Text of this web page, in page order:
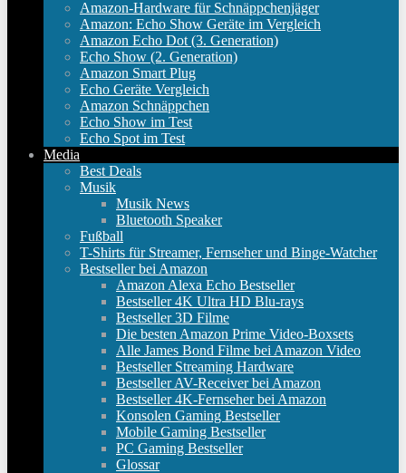
Amazon-Hardware für Schnäppchenjäger
Amazon: Echo Show Geräte im Vergleich
Amazon Echo Dot (3. Generation)
Echo Show (2. Generation)
Amazon Smart Plug
Echo Geräte Vergleich
Amazon Schnäppchen
Echo Show im Test
Echo Spot im Test
Media
Best Deals
Musik
Musik News
Bluetooth Speaker
Fußball
T-Shirts für Streamer, Fernseher und Binge-Watcher
Bestseller bei Amazon
Amazon Alexa Echo Bestseller
Bestseller 4K Ultra HD Blu-rays
Bestseller 3D Filme
Die besten Amazon Prime Video-Boxsets
Alle James Bond Filme bei Amazon Video
Bestseller Streaming Hardware
Bestseller AV-Receiver bei Amazon
Bestseller 4K-Fernseher bei Amazon
Konsolen Gaming Bestseller
Mobile Gaming Bestseller
PC Gaming Bestseller
Glossar